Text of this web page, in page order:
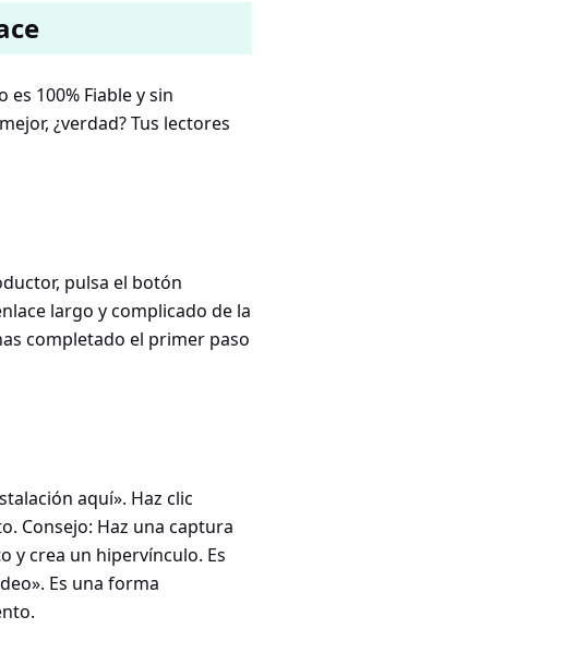
100% Fiable y sin
¿verdad? Tus lectores
pulsa el botón
largo y complicado de la
completado el primer paso
aquí». Haz clic
Consejo: Haz una captura
y crea un hipervínculo. Es
Es una forma